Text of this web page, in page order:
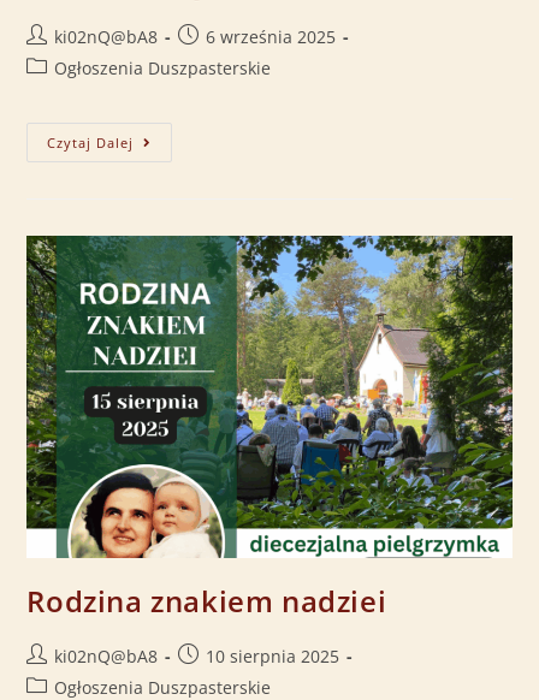
ki02nQ@bA8
6 września 2025
Ogłoszenia Duszpasterskie
Czytaj Dalej
Rodzina znakiem nadziei
ki02nQ@bA8
10 sierpnia 2025
Ogłoszenia Duszpasterskie